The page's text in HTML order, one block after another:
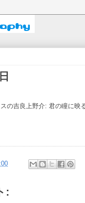
の吉良上野介: 君の瞳に映
: